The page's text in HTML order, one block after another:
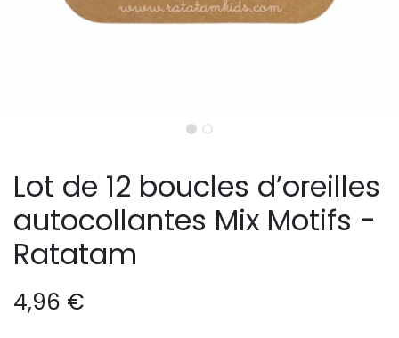
Lot de 12 boucles d’oreilles
autocollantes Mix Motifs -
Ratatam
4,96 €